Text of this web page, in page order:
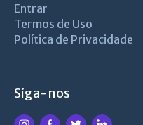
Entrar
Termos de Uso
Política de Privacidade
Siga-nos